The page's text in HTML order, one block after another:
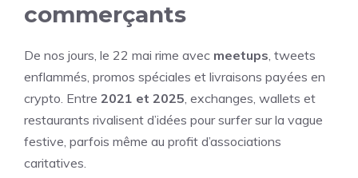
commerçants
De nos jours, le 22 mai rime avec meetups, tweets
enflammés, promos spéciales et livraisons payées en
crypto. Entre 2021 et 2025, exchanges, wallets et
restaurants rivalisent d’idées pour surfer sur la vague
festive, parfois même au profit d’associations
caritatives.